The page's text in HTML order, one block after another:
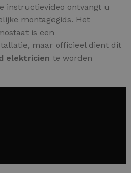
instructievideo ontvangt u
montagegids. Het
is een
maar officieel dient dit
elektricien te worden